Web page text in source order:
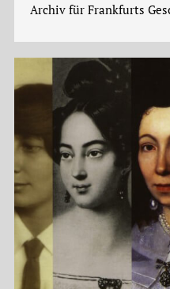
Archiv für Frankfurts